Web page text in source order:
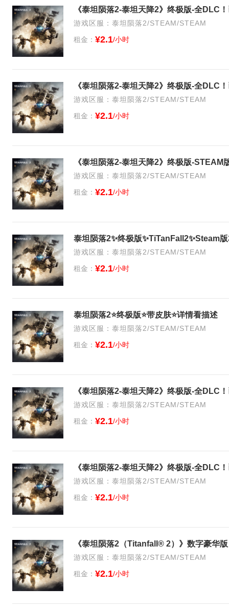
《泰坦陨落2-泰坦天降2》终极版-全DLC
游戏区服：泰坦陨落2/STEAM/STEAM
租金： ¥2.1/小时
《泰坦陨落2-泰坦天降2》终极版-全DLC
游戏区服：泰坦陨落2/STEAM/STEAM
租金： ¥2.1/小时
《泰坦陨落2-泰坦天降2》终极版-STEAM
游戏区服：泰坦陨落2/STEAM/STEAM
租金： ¥2.1/小时
泰坦陨落2✨终极版✨TiTanFall2✨Steam
游戏区服：泰坦陨落2/STEAM/STEAM
租金： ¥2.1/小时
泰坦陨落2⭐终极版⭐带皮肤⭐详情看描述
游戏区服：泰坦陨落2/STEAM/STEAM
租金： ¥2.1/小时
《泰坦陨落2-泰坦天降2》终极版-全DLC
游戏区服：泰坦陨落2/STEAM/STEAM
租金： ¥2.1/小时
《泰坦陨落2-泰坦天降2》终极版-全DLC
游戏区服：泰坦陨落2/STEAM/STEAM
租金： ¥2.1/小时
《泰坦陨落2（Titanfall® 2）》数字豪华
游戏区服：泰坦陨落2/STEAM/STEAM
租金： ¥2.1/小时